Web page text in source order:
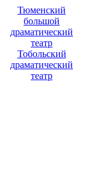
Тюменский
большой
драматический
театр
Тобольский
драматический
театр